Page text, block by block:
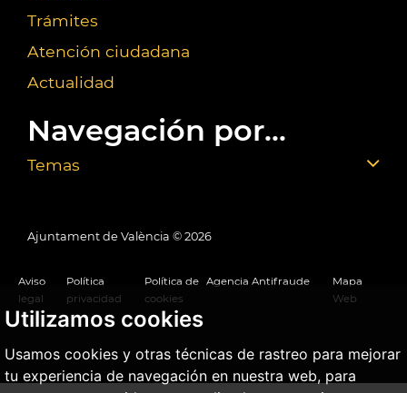
Utilizamos cookies
Usamos cookies y otras técnicas de rastreo para mejorar
tu experiencia de navegación en nuestra web, para
Trámites
Atención ciudadana
Actualidad
Navegación por...
Temas
Ajuntament de València © 2026
Aviso
legal
Política
privacidad
Política de
cookies
Agencia Antifraude
Mapa
Web